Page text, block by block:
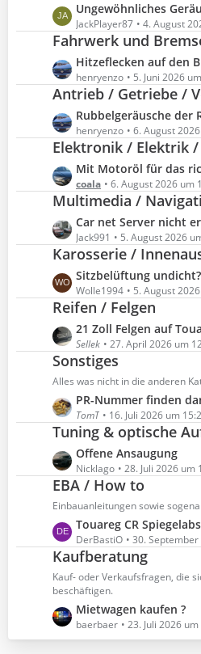
L
e
t
z
t
e
e
i
t
r
ä
g
e
Ungewöhnliches
JackPlayer87 4. August
Fahrwerk und
L
e
t
z
t
e
e
i
t
r
ä
g
e
Hitzeflecken auf den
henryenzo 5. Juni 2026
Antrieb / Getriebe /
L
e
t
z
t
e
e
i
t
r
ä
g
e
Rubbelgeräusche der
henryenzo 6. August
Elektronik / Elektrik
L
e
t
z
t
e
e
i
t
r
ä
g
e
Mit Motoröl für das
coala 6. August 2026 um
Multimedia /
L
e
t
z
t
e
e
i
t
r
ä
g
e
Car net Server nicht
Jack991 5. August 2026
Karosserie /
L
e
t
z
t
e
e
i
t
r
ä
g
e
Sitzbelüftung undicht?
Wolle1994 5. August
Reifen / Felgen
L
e
t
z
e
B
e
i
t
r
ä
g
e
21 Zoll Felgen auf
Sellek 27. April 2026 um
Sonstiges
Alles was nicht in die anderen
L
e
t
z
t
e
e
i
t
r
ä
g
e
PR-Nummer finden damit
TomT 16. Juli 2026 um
Tuning & optische
L
e
t
z
e
B
e
i
t
r
ä
Offene Ansaugung
Nicklago 28. Juli 2026 um
EBA / How to
Einbauanleitungen sowie
L
e
t
z
t
e
B
e
Touareg CR
DerBastiO 30.
Kaufberatung
Kauf- oder Verkaufsfragen, die
beschäftigen.
L
e
t
Mietwagen kaufen ?
baerbaer 23. Juli 2026 um